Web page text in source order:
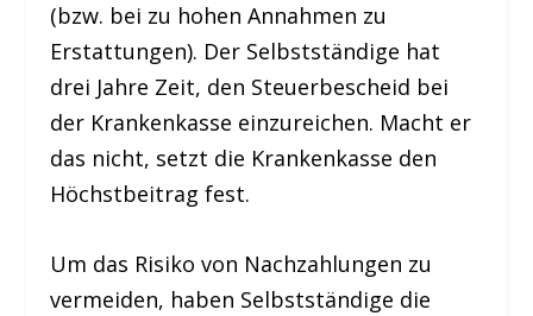
(bzw. bei zu hohen Annahmen zu
Erstattungen). Der Selbstständige hat
drei Jahre Zeit, den Steuerbescheid bei
der Krankenkasse einzureichen. Macht er
das nicht, setzt die Krankenkasse den
Höchstbeitrag fest.
Um das Risiko von Nachzahlungen zu
vermeiden, haben Selbstständige die